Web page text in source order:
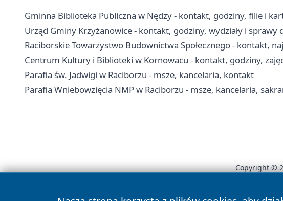
Gminna Biblioteka Publiczna w Nędzy - kontakt, godziny, filie i
Urząd Gminy Krzyżanowice - kontakt, godziny, wydziały i sprawy
Raciborskie Towarzystwo Budownictwa Społecznego - kontakt,
Centrum Kultury i Biblioteki w Kornowacu - kontakt, godziny,
Parafia św. Jadwigi w Raciborzu - msze, kancelaria, kontakt
Parafia Wniebowzięcia NMP w Raciborzu - msze, kancelaria,
Copyright ©